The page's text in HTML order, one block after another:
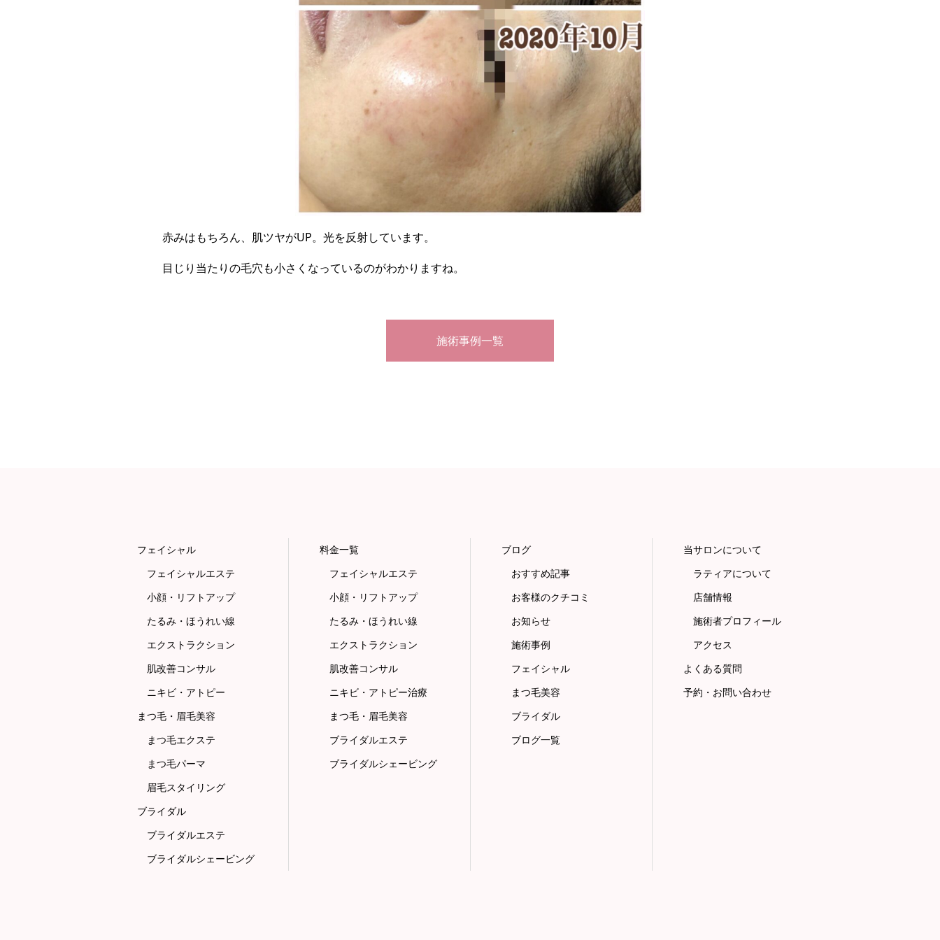
赤みはもちろん、肌ツヤがUP。光を反射しています。
目じり当たりの毛穴も小さくなっているのがわかりますね。
施術事例一覧
フェイシャル
フェイシャルエステ
小顔・リフトアップ
たるみ・ほうれい線
エクストラクション
肌改善コンサル
ニキビ・アトピー
まつ毛・眉毛美容
まつ毛エクステ
まつ毛パーマ
眉毛スタイリング
ブライダル
ブライダルエステ
ブライダルシェービング
料金一覧
フェイシャルエステ
小顔・リフトアップ
たるみ・ほうれい線
エクストラクション
肌改善コンサル
ニキビ・アトピー治療
まつ毛・眉毛美容
ブライダルエステ
ブライダルシェービング
ブログ
おすすめ記事
お客様のクチコミ
お知らせ
施術事例
フェイシャル
まつ毛美容
ブライダル
ブログ一覧
当サロンについて
ラティアについて
店舗情報
施術者プロフィール
アクセス
よくある質問
予約・お問い合わせ